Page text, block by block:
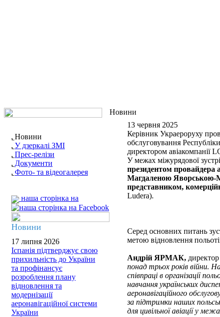
Новини
У дзеркалі ЗМІ
Прес-релізи
Документи
Фото- та відеогалерея
наша сторінка на
Новини
17 липня 2026
Іспанія підтверджує свою
прихильність до України
та профінансує
розроблення плану
відновлення та
модернізації
аеронавігаційної системи
України
Новини
13 червня 2025
Керівник Украероруху
обслуговування
директором авіакомпанії
У межах міжурядової
президентом провайдера
Магдаленою Яворською-
представником,
Ludera).
Серед основних питань
метою відновлення
Андрій ЯРМАК,
понад трьох років війни.
співпраці в організації
навчання українських
аеронавігаційного
за підтримки наших
для цивільної авіації у